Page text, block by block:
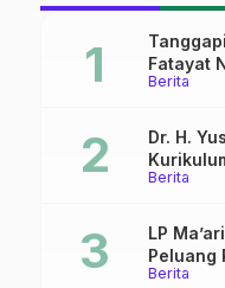
Berita
Fatayat
Aktifis
Berita
Dr. H.
dalam
Berita
LP
Peluang
Lulusan